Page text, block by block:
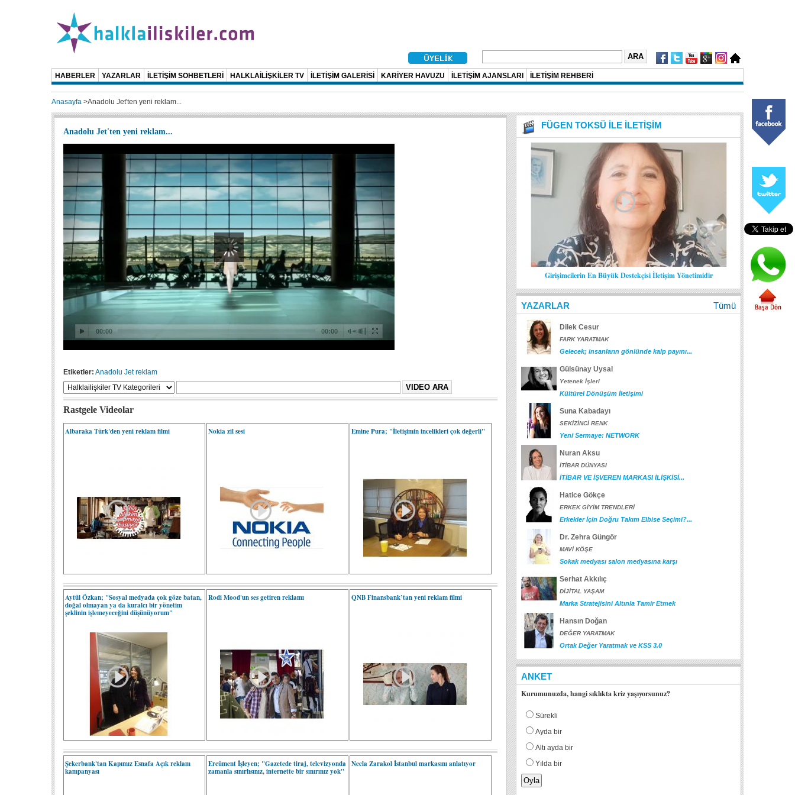
HABERLER YAZARLAR İLETİŞİM SOHBETLERİ HALKLAİLİŞKİLER TV İLETİŞİM GALERİSİ KARİYER HAVUZU İLETİŞİM AJANSLARI İLETİŞİM REHBERİ
Anasayfa >Anadolu Jet'ten yeni reklam...
Anadolu Jet'ten yeni reklam...
Etiketler: Anadolu Jet reklam
Rastgele Videolar
Albaraka Türk'den yeni reklam filmi Nokia zil sesi Emine Pura; "İletişimin incelikleri çok değerli"
Aytül Özkan; "Sosyal medyada çok göze batan,
doğal olmayan ya da kuralcı bir yönetim
şeklinin işlemeyeceğini düşünüyorum"
Rodi Mood'un ses getiren reklamı QNB Finansbank’tan yeni reklam filmi
Şekerbank'tan Kapımız Esnafa Açık reklam
kampanyası
Ercüment İşleyen; "Gazetede tiraj, televizyonda
zamanla sınırlısınız, internette bir sınırınız yok"
Necla Zarakol İstanbul markasını anlatıyor
FÜGEN TOKSÜ İLE İLETİŞİM
Girişimcilerin En Büyük Destekçisi İletişim Yönetimidir
YAZARLAR Tümü
Dilek Cesur
FARK YARATMAK
Gelecek; insanların gönlünde kalp payını...
Gülsünay Uysal
Yetenek İşleri
Kültürel Dönüşüm İletişimi
Suna Kabadayı
SEKİZİNCİ RENK
Yeni Sermaye: NETWORK
Nuran Aksu
İTİBAR DÜNYASI
İTİBAR VE İŞVEREN MARKASI İLİŞKİSİ...
Hatice Gökçe
ERKEK GİYİM TRENDLERİ
Erkekler İçin Doğru Takım Elbise Seçimi?...
Dr. Zehra Güngör
MAVİ KÖŞE
Sokak medyası salon medyasına karşı
Serhat Akkılıç
DİJİTAL YAŞAM
Marka Stratejisini Altınla Tamir Etmek
Hansın Doğan
DEĞER YARATMAK
Ortak Değer Yaratmak ve KSS 3.0
ANKET
Kurumunuzda, hangi sıklıkta kriz yaşıyorsunuz?
Sürekli
Ayda bir
Altı ayda bir
Yılda bir